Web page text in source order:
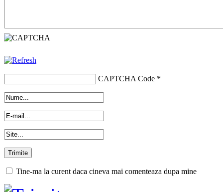
CAPTCHA Code *
Tine-ma la curent daca cineva mai comenteaza dupa mine